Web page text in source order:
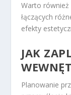
Warto również
łączących
efekty
JAK
Planowanie